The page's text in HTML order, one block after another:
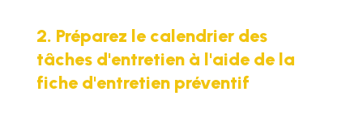
2. Préparez le calendrier des
tâches d'entretien à l'aide de la
fiche d'entretien préventif